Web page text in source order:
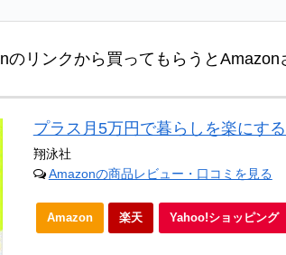
のリンクから買ってもらうとAmazon
プラス月5万円で暮らしを楽にす
翔泳社
Amazonの商品レビュー・口コミを見る
Amazon 楽天 Yahoo!ショッピング